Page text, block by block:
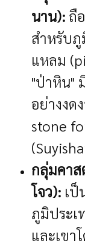
นาน): ถื
สำหรับ
แหลม
"ป่าหิน"
อย่างงด
stone
กลุ่มคาส
โจว): เป็
ภูมิประเ
และเขา